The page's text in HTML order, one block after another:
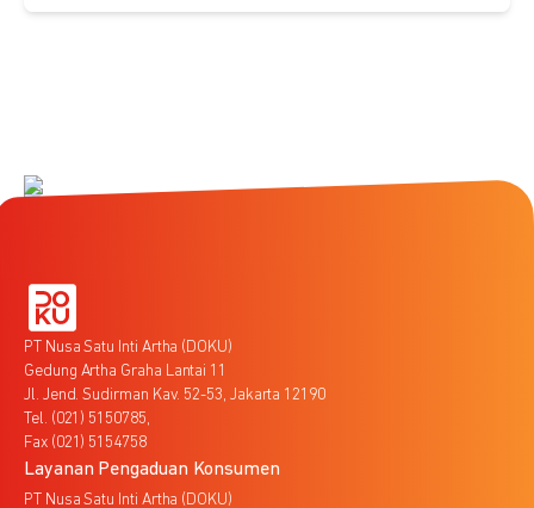
PT Nusa Satu Inti Artha (DOKU)
Gedung Artha Graha Lantai 11
Jl. Jend. Sudirman Kav. 52-53, Jakarta 12190
Tel. (021) 5150785,
Fax (021) 5154758
Layanan Pengaduan Konsumen
PT Nusa Satu Inti Artha (DOKU)